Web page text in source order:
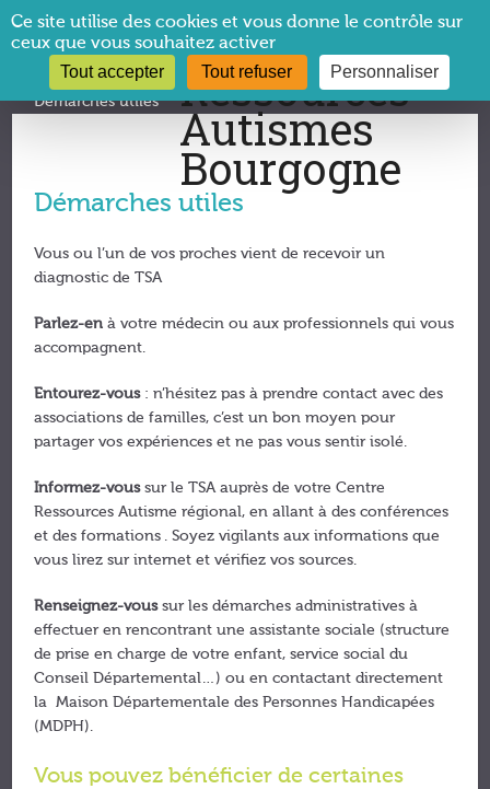
Vous êtes ici :CRA Bourgogne→Autisme et TSA→
Démarches utiles
Démarches utiles
Vous ou l’un de vos proches vient de recevoir un
diagnostic de TSA
Parlez-en à votre médecin ou aux professionnels qui vous
accompagnent.
Entourez-vous: n’hésitez pas à prendre contact avec des
associations de familles, c’est un bon moyen pour
partager vos expériences et ne pas vous sentir isolé.
Informez-voussur le TSA auprès de votre Centre
Ressources Autisme régional, en allant à des conférences
et des formations . Soyez vigilants aux informations que
vous lirez sur internet et vérifiez vos sources.
Renseignez-voussur les démarches administratives à
effectuer en rencontrant une assistante sociale (structure
de prise en charge de votre enfant, service social du
Conseil Départemental…) ou en contactant directement
la Maison Départementale des Personnes Handicapées
(MDPH).
Vous pouvez bénéficier de certaines
Panneau de gestion des cookies
Ce site utilise des cookies et vous donne le contrôle sur
ceux que vous souhaitez activer
Tout accepter Tout refuser Personnaliser